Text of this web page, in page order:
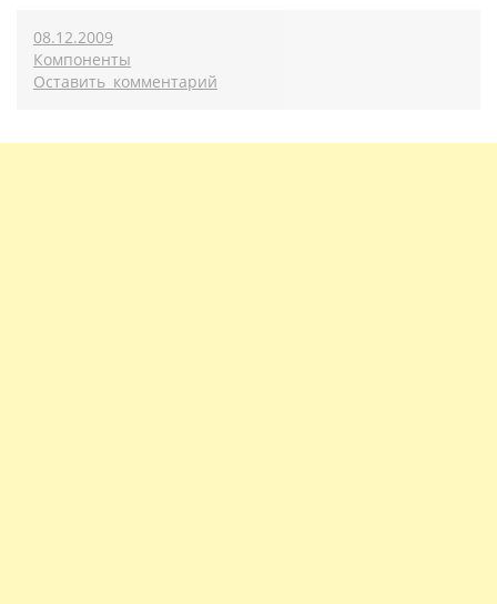
08.12.2009
Компоненты
Оставить комментарий